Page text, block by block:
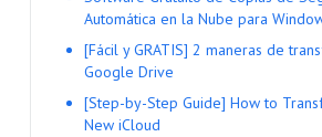
Automática en la Nube para
[Fácil y GRATIS] 2 maneras de
Google Drive
[Step-by-Step Guide] How to
New iCloud